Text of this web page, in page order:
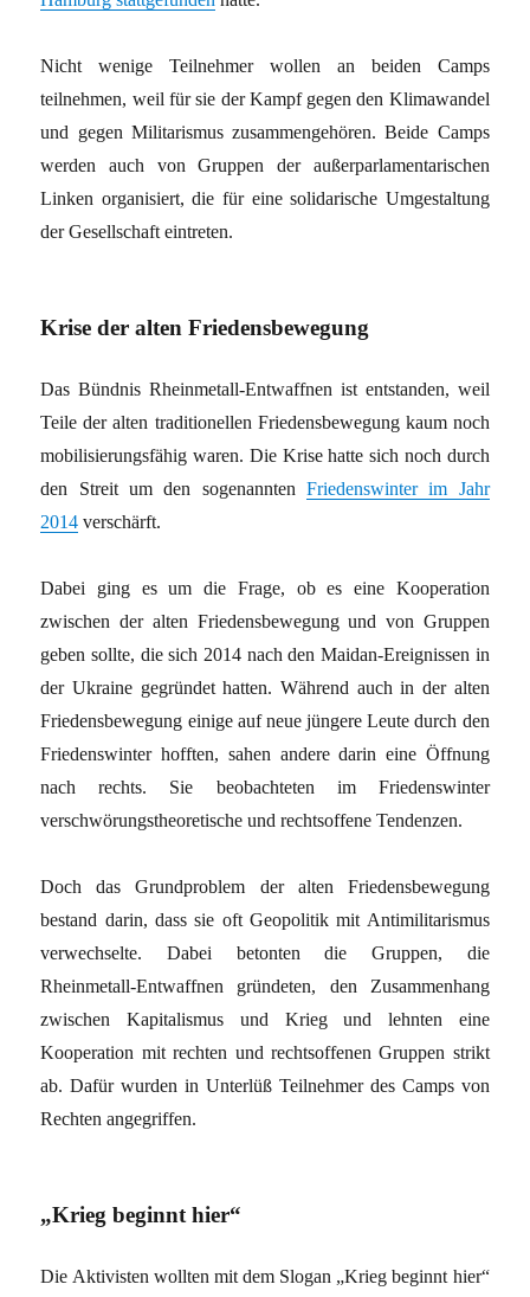
Nicht wenige Teilnehmer wollen an beiden Camps
teilnehmen, weil für sie der Kampf gegen den Klimawandel
und gegen Militarismus zusammengehören. Beide Camps
werden auch von Gruppen der außerparlamentarischen
Linken organisiert, die für eine solidarische Umgestaltung
der Gesellschaft eintreten.
Krise der alten Friedensbewegung
Das Bündnis Rheinmetall-Entwaffnen ist entstanden, weil
Teile der alten traditionellen Friedensbewegung kaum noch
mobilisierungsfähig waren. Die Krise hatte sich noch durch
den Streit um den sogenannten Friedenswinter im Jahr
2014 verschärft.
Dabei ging es um die Frage, ob es eine Kooperation
zwischen der alten Friedensbewegung und von Gruppen
geben sollte, die sich 2014 nach den Maidan-Ereignissen in
der Ukraine gegründet hatten. Während auch in der alten
Friedensbewegung einige auf neue jüngere Leute durch den
Friedenswinter hofften, sahen andere darin eine Öffnung
nach rechts. Sie beobachteten im Friedenswinter
verschwörungstheoretische und rechtsoffene Tendenzen.
Doch das Grundproblem der alten Friedensbewegung
bestand darin, dass sie oft Geopolitik mit Antimilitarismus
verwechselte. Dabei betonten die Gruppen, die
Rheinmetall-Entwaffnen gründeten, den Zusammenhang
zwischen Kapitalismus und Krieg und lehnten eine
Kooperation mit rechten und rechtsoffenen Gruppen strikt
ab. Dafür wurden in Unterlüß Teilnehmer des Camps von
Rechten angegriffen.
„Krieg beginnt hier“
Die Aktivisten wollten mit dem Slogan „Krieg beginnt hier“